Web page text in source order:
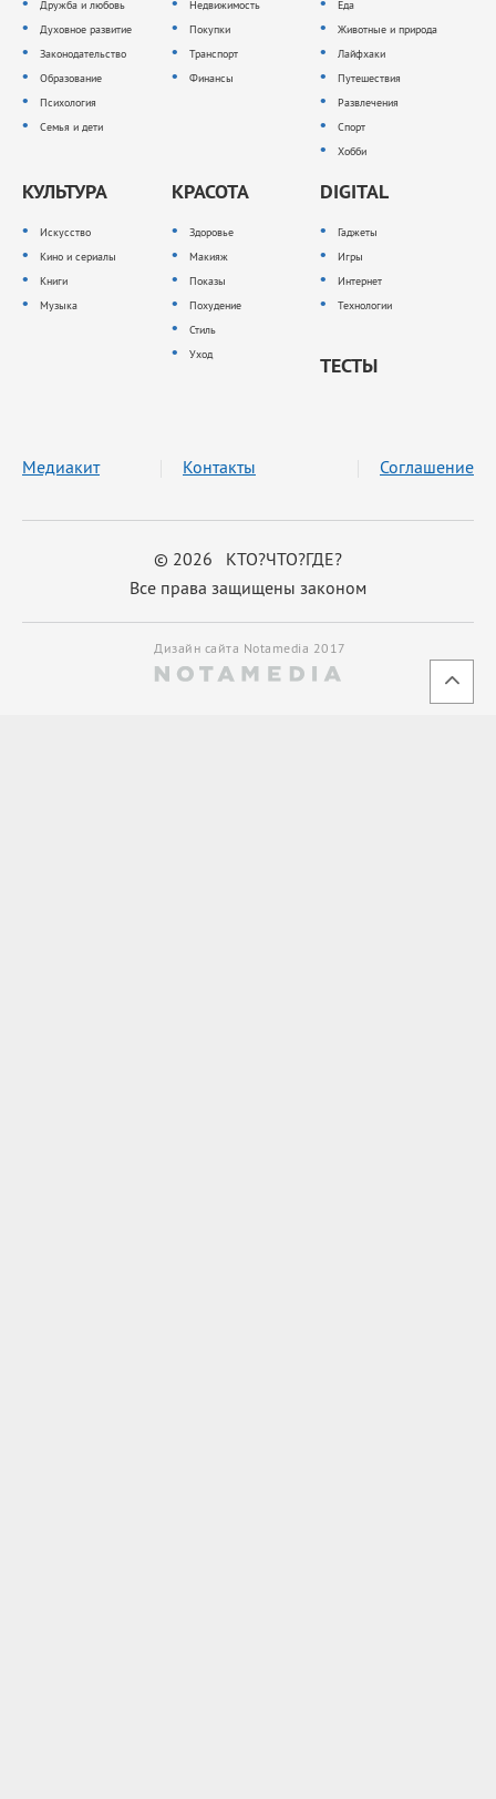
Дружба и любовь
Духовное развитие
Законодательство
Образование
Психология
Семья и дети
Недвижимость
Покупки
Транспорт
Финансы
Еда
Животные и природа
Лайфхаки
Путешествия
Развлечения
Спорт
Хобби
КУЛЬТУРА
Искусство
Кино и сериалы
Книги
Музыка
КРАСОТА
Здоровье
Макияж
Показы
Похудение
Стиль
Уход
DIGITAL
Гаджеты
Игры
Интернет
Технологии
ТЕСТЫ
© 2026 КТО?ЧТО?ГДЕ?
Все права защищены законом
Медиакит Контакты Соглашение
Дизайн сайта Notamedia 2017